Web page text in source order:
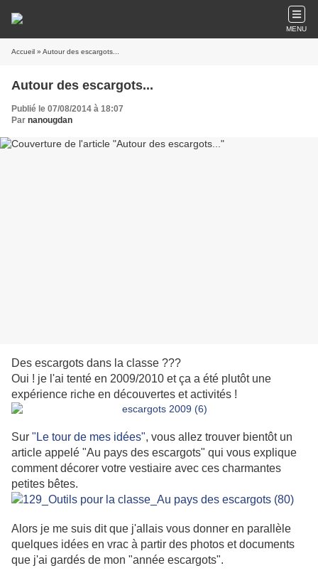
MENU
Accueil » Autour des escargots...
Autour des escargots...
Publié le 07/08/2014 à 18:07
Par nanougdan
Des escargots dans la classe ???
Oui ! je l'ai tenté en 2009/2010 et ça a été plutôt une
expérience riche en découvertes et activités !
Sur "Le tour de mes idées", vous allez trouver bientôt un
article appelé "Au pays des escargots" qui vous explique
comment décorer votre vestiaire avec ces charmantes
petites bêtes.
Alors je me suis dit que j'allais vous donner en parallèle
quelques idées en vrac à partir des photos et documents
que j'ai gardés de mon "année escargots".